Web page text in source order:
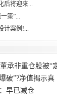
后将迎来...
策”...
计案例!...